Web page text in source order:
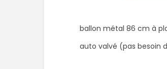
ballon métal 86 cm à
auto valvé (pas besoin